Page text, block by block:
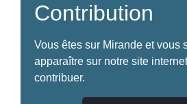
Contribution
Vous êtes sur Mirande et vous
apparaître sur notre site
contribuer.